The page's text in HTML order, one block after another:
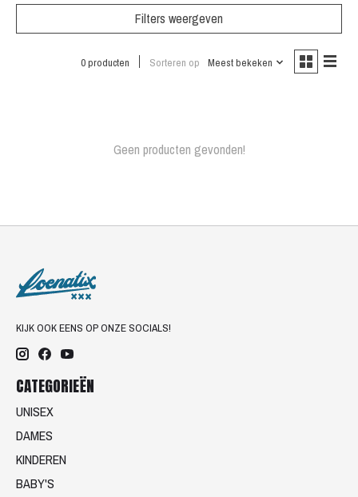
Filters weergeven
0 producten Sorteren op Meest bekeken
Geen producten gevonden!
KIJK OOK EENS OP ONZE SOCIALS!
CATEGORIEËN
UNISEX
DAMES
KINDEREN
BABY'S